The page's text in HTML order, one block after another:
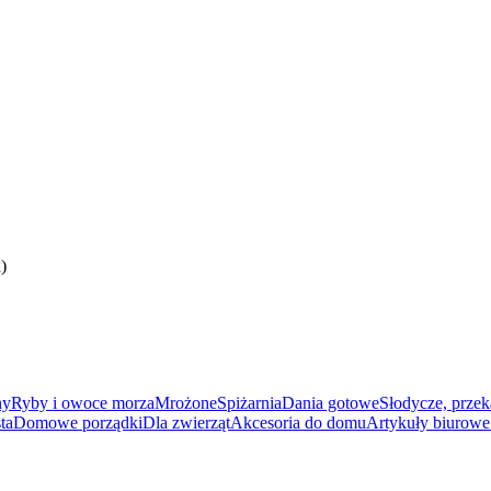
Ryby i owoce morzaMrożoneSpiżarniaDania gotoweSłodycze,
Domowe porządkiDla zwierzątAkcesoria do domuArtykuły